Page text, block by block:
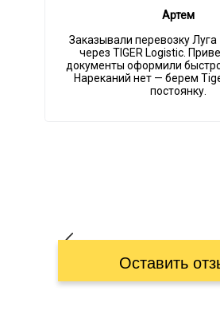
Артем
Заказывали перевозку
через TIGER Logistic.
документы оформили быстро
Нареканий нет — берем
постоянку.
Оставить